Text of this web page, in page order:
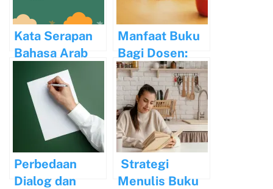
Kata Serapan
Bahasa Arab
yang Sering
Salah Tulis
Manfaat Buku
Bagi Dosen:
Mengembangk
an
Pengetahuan
dan Kualitas
Pengajaran
Perbedaan
Dialog dan
Strategi
Menulis Buku